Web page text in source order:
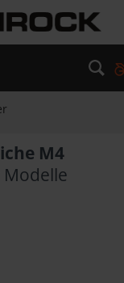
M4
Modelle